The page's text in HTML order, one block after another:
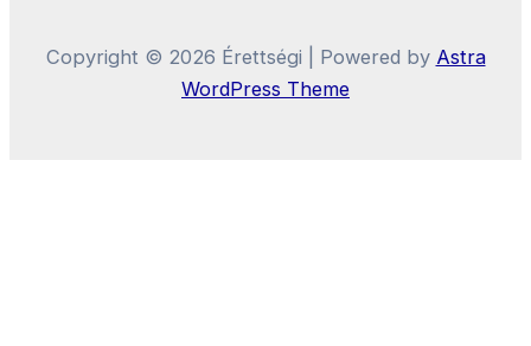
Copyright © 2026 Érettségi | Powered by Astra
WordPress Theme